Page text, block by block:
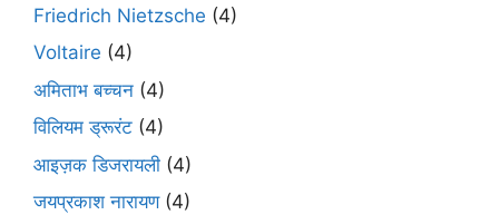
Friedrich Nietzsche (4)
Voltaire (4)
अमिताभ बच्चन (4)
विलियम ड्रूरंट (4)
आइज़क डिजरायली (4)
जयप्रकाश नारायण(4)